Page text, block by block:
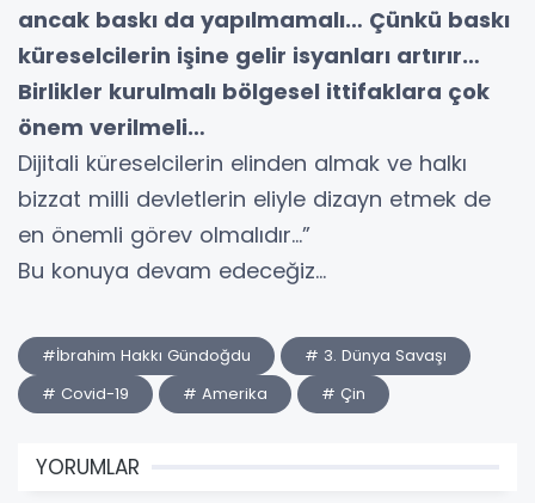
ancak baskı da yapılmamalı… Çünkü baskı
küreselcilerin işine gelir isyanları artırır…
Birlikler kurulmalı bölgesel ittifaklara çok
önem verilmeli…
Dijitali küreselcilerin elinden almak ve halkı
bizzat milli devletlerin eliyle dizayn etmek de
en önemli görev olmalıdır…”
Bu konuya devam edeceğiz…
#İbrahim Hakkı Gündoğdu
# 3. Dünya Savaşı
# Covid-19
# Amerika # Çin
YORUMLAR